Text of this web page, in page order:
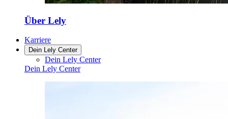
Über Lely
Karriere
Dein Lely Center
Dein Lely Center
Dein Lely Center